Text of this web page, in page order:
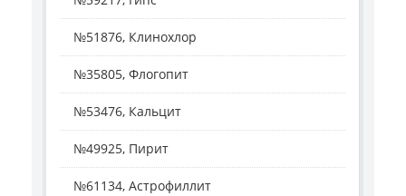
№51876, Клинохлор
№35805, Флогопит
№53476, Кальцит
№49925, Пирит
№61134, Астрофиллит